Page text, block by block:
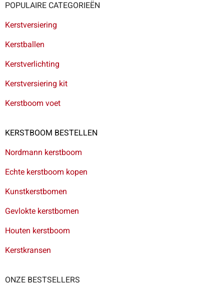
POPULAIRE CATEGORIEËN
Kerstversiering
Kerstballen
Kerstverlichting
Kerstversiering kit
Kerstboom voet
KERSTBOOM BESTELLEN
Nordmann kerstboom
Echte kerstboom kopen
Kunstkerstbomen
Gevlokte kerstbomen
Houten kerstboom
Kerstkransen
ONZE BESTSELLERS